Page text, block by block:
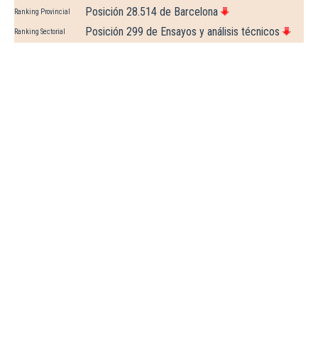
Ranking Provincial Posición 28.514 de Barcelona
Ranking Sectorial Posición 299 de Ensayos y análisis técnicos